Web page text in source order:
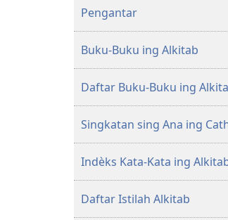
Pengantar
Buku-Buku ing Alkitab
Daftar Buku-Buku ing
Singkatan sing Ana ing
Indèks Kata-Kata ing
Daftar Istilah Alkitab